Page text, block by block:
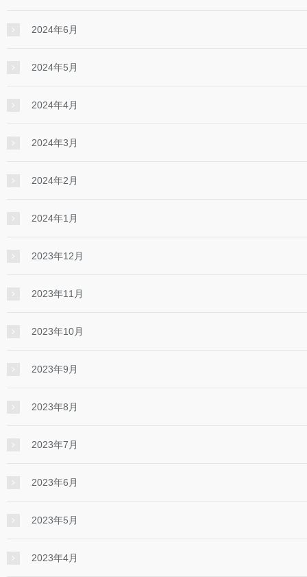
2024年6月
2024年5月
2024年4月
2024年3月
2024年2月
2024年1月
2023年12月
2023年11月
2023年10月
2023年9月
2023年8月
2023年7月
2023年6月
2023年5月
2023年4月